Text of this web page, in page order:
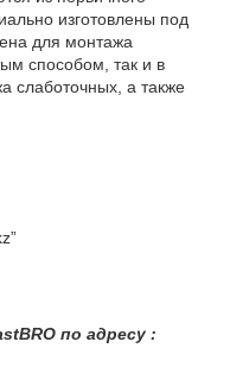
изготовлены под
для монтажа
способом, так и в
слаботочных, а также
по адресу :